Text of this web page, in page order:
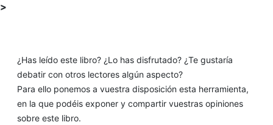
>
¿Has leído este libro? ¿Lo has disfrutado? ¿Te gustaría
debatir con otros lectores algún aspecto?
Para ello ponemos a vuestra disposición esta herramienta,
en la que podéis exponer y compartir vuestras opiniones
sobre este libro.